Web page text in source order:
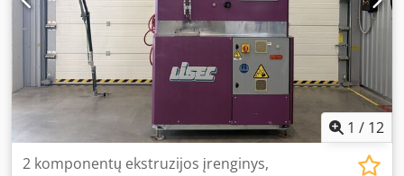
1 / 12
2 komponentų ekstruzijos įrenginys,